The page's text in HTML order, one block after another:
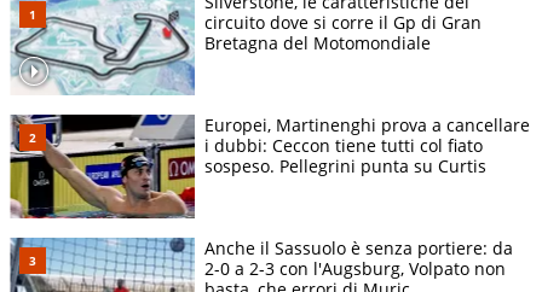
circuito dove si corre il Gp di Gran
Bretagna del Motomondiale
Europei, Martinenghi prova a cancellare
i dubbi: Ceccon tiene tutti col fiato
sospeso. Pellegrini punta su Curtis
Anche il Sassuolo è senza portiere: da
2-0 a 2-3 con l'Augsburg, Volpato non